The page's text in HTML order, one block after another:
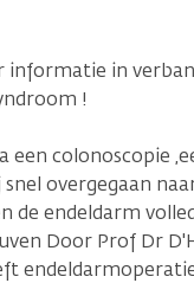
informatie in
!
een colonoscopie
overgegaan
de endeldarm
Door Prof Dr